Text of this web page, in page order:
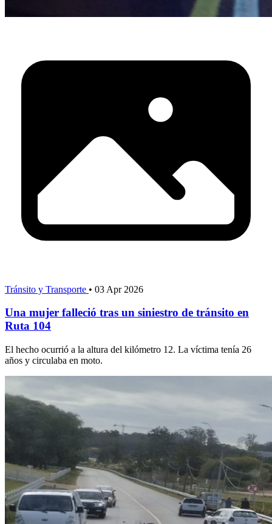
Tránsito y Transporte • 03 Apr 2026
Una mujer falleció tras un siniestro de tránsito en
Ruta 104
El hecho ocurrió a la altura del kilómetro 12. La víctima tenía 26
años y circulaba en moto.